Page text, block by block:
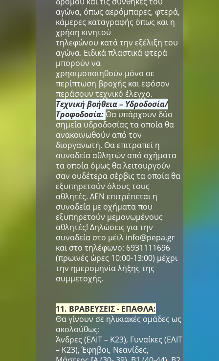
αγώνα, όπως αερόμπαρες, φτερά,
κάμερες καταγραφής όπως και η
χρήση κινητού
τηλεφώνου κατά την εξέλιξη του
αγώνα. Ειδικά πλαστικά φτερά
μπορούν να
χρησιμοποιηθούν μόνο σε
περίπτωση βροχής και εφόσον
περάσουν τεχνικό έλεγχο.
Τεχνική βοήθεια – Υδροδοσία/
Τροφοδοσία: Θα υπάρχουν δύο
σημεία υδροδοσίας τα οποία θα
ανακοινωθούν από τον
διοργανωτή. Θα επιτραπεί η
συνοδεία αθλητών από οχήματα
τα οποία όμως θα λειτουργούν
σαν ουδέτερα σέρβις τα οποία θα
εξυπηρετούν όλους τους
αθλητές. ΔΕΝ επιτρέπεται η
συνοδεία με οχήματα που
εξυπηρετούν μεμονωμένους
αθλητές! Δηλώσεις για την
συνοδεία στο μέιλ info@pepa.gr
και στο τηλέφωνο: 6931111696
(πρωινές ώρες 10:00-13:00) μέχρι
την ημερομηνία λήξης της
συμμετοχής.
11. ΒΡΑΒΕΥΣΕΙΣ - ΕΠΑΘΛΑ:
Θα γίνουν σε ηλικιακές ομάδες ως
ακολούθως:
Άνδρες (ΕΛΙΤ – Κ23), Γυναίκες (ΕΛΙΤ
– Κ23), Έφηβοι, Νεανίδες,